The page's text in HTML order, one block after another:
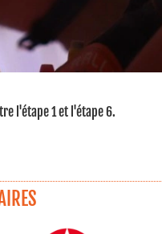
l'étape 1 et l'étape 6.